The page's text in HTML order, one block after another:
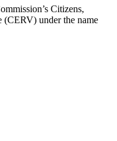
Citizens,
(CERV) under the name